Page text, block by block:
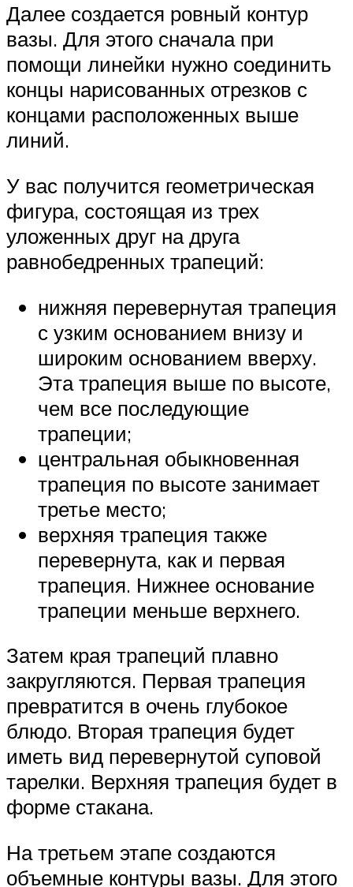
Далее создается ровный контур
вазы. Для этого сначала при
помощи линейки нужно соединить
концы нарисованных отрезков с
концами расположенных выше
линий.
У вас получится геометрическая
фигура, состоящая из трех
уложенных друг на друга
равнобедренных трапеций:
нижняя перевернутая трапеция
с узким основанием внизу и
широким основанием вверху.
Эта трапеция выше по высоте,
чем все последующие
трапеции;
центральная обыкновенная
трапеция по высоте занимает
третье место;
верхняя трапеция также
перевернута, как и первая
трапеция. Нижнее основание
трапеции меньше верхнего.
Затем края трапеций плавно
закругляются. Первая трапеция
превратится в очень глубокое
блюдо. Вторая трапеция будет
иметь вид перевернутой суповой
тарелки. Верхняя трапеция будет в
форме стакана.
На третьем этапе создаются
объемные контуры вазы. Для этого